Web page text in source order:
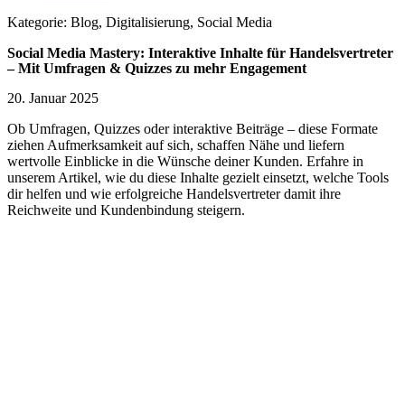
Kategorie: Blog, Digitalisierung, Social Media
Social Media Mastery: Interaktive Inhalte für Handelsvertreter
– Mit Umfragen & Quizzes zu mehr Engagement
20. Januar 2025
Ob Umfragen, Quizzes oder interaktive Beiträge – diese Formate
ziehen Aufmerksamkeit auf sich, schaffen Nähe und liefern
wertvolle Einblicke in die Wünsche deiner Kunden. Erfahre in
unserem Artikel, wie du diese Inhalte gezielt einsetzt, welche Tools
dir helfen und wie erfolgreiche Handelsvertreter damit ihre
Reichweite und Kundenbindung steigern.